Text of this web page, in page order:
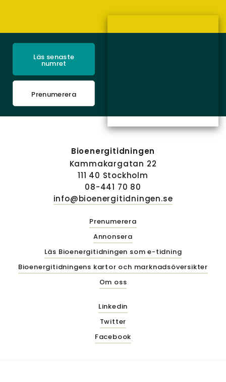
Läs senaste
numret
Prenumerera
Bioenergitidningen
Kammakargatan 22
111 40 Stockholm
08-441 70 80
info@bioenergitidningen.se
Prenumerera
Annonsera
Läs Bioenergitidningen som e-tidning
Bioenergitidningens kartor och marknadsöversikter
Om oss
Linkedin
Twitter
Facebook